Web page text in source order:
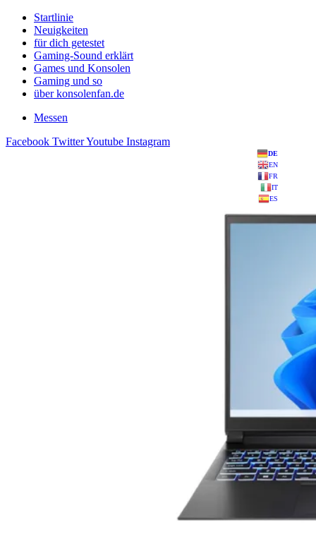
Startlinie
Neuigkeiten
für dich getestet
Gaming-Sound erklärt
Games und Konsolen
Gaming und so
über konsolenfan.de
Messen
Facebook TwitterYoutube Instagram
DE
EN
FR
IT
ES